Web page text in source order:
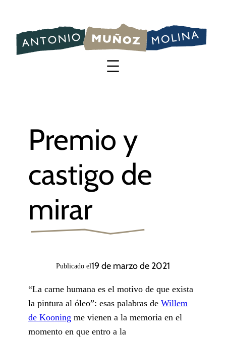
contenido
Premio y
castigo de
mirar
Publicado el19 de marzo de 2021
“La carne humana es el motivo de que exista
la pintura al óleo”: esas palabras de Willem
de Kooning me vienen a la memoria en el
momento en que entro a la